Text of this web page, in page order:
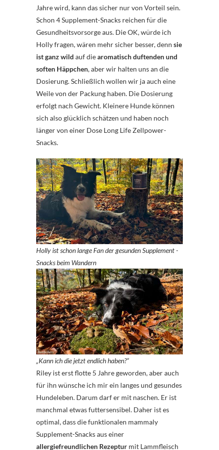
Jahre wird, kann das sicher nur von Vorteil sein.
Schon 4 Supplement-Snacks reichen für die
Gesundheitsvorsorge aus. Die OK, würde ich
Holly fragen, wären mehr sicher besser, denn sie
ist ganz wild auf diearomatisch duftenden und
soften Häppchen, aber wir halten uns an die
Dosierung. Schließlich wollen wir ja auch eine
Weile von der Packung haben. Die Dosierung
erfolgt nach Gewicht. Kleinere Hunde können
sich also glücklich schätzen und haben noch
länger von einer Dose Long Life Zellpower-
Snacks.
Holly ist schon lange Fan der gesunden Supplement -
Snacks beim Wandern
„Kann ich die jetzt endlich haben?“
Riley ist erst flotte 5 Jahre geworden, aber auch
für ihn wünsche ich mir ein langes und gesundes
Hundeleben. Darum darf er mit naschen. Er ist
manchmal etwas futtersensibel. Daher ist es
optimal, dass die funktionalen mammaly
Supplement-Snacks aus einer
allergiefreundlichen Rezeptur mit Lammfleisch